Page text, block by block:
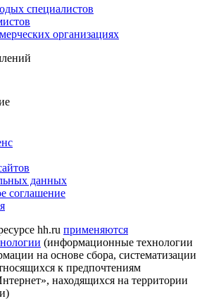
специалистов
организациях
данных
соглашение
hh.ru применяются
(информационные технологии
на основе сбора, систематизации
к предпочтениям
находящихся на территории